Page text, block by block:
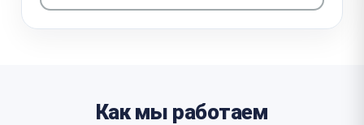
Как мы работаем